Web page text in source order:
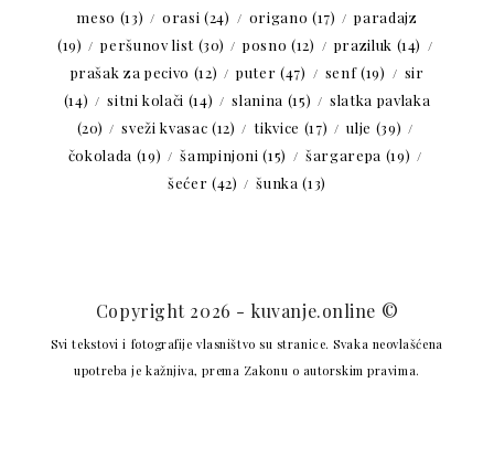
meso (13) orasi (24) origano (17)
paradajz
(19)
peršunov list(30) posno (12) praziluk (14)
prašak za pecivo (12) puter (47) senf(19)
sir
(14)
sitni kolači (14) slanina (15)
slatka pavlaka
(20)
sveži kvasac (12) tikvice (17) ulje (39)
čokolada (19) šampinjoni (15) šargarepa (19)
šećer (42) šunka (13)
Copyright 2026 - kuvanje.online ©
Svi tekstovi i fotografije vlasništvo su stranice. Svaka neovlašćena
upotreba je kažnjiva, prema Zakonu o autorskim pravima.